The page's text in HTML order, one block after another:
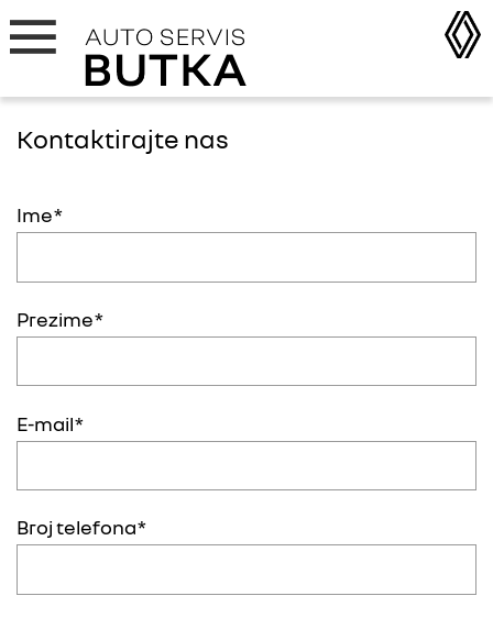
Kontaktirajte nas
Ime
Prezime
E-mail
Broj telefona